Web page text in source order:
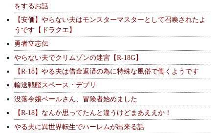
をするお話
【安価】やらない夫はモンスターマスターとして召喚されたよ
うです【ドラクエ】
勇者立志伝
やらない夫でクリムゾンの迷宮【R-18G】
【R-18】やる夫は借金返済の為に特殊な風俗で働くようです
輸送戦艦スペース・デブリ
没落令嬢ベールさん、冒険者始めました
【R-18】なんか思ってたんと違うけどまあええか！
やる夫に異世界転生でハーレムが出来る話